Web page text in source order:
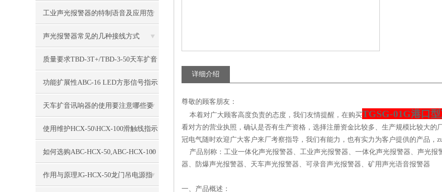
工业声光报警器的特制语音及应用范
围
声光报警器常见的几种接线方式
质量要求TBD-3T+/TBD-3-50天车扩音
讯响器
功能扩展性ABC-16 LED方形信号指示
灯
天车扩音讯响器的使用要注意哪些要
求？
使用维护HCX-50\HCX-100滑触线指示
灯
如何选购ABC-HCX-50,ABC-HCX-100
滑触线电源指示灯
作用与原理JG-HCX-50龙门吊电源指
详细介绍
尊敬的顾客朋友：
本着对广大顾客高度负责的态度，我们友情提醒，在购买TGSG-01G港口
看对方的营业执照，确认是否有生产资格，选择注册资金比较多、生产规模比较大
冠电气随时欢迎广大客户来厂考察指导，我们有能力，也有实力为客户提供的产品，
产品别称：工业一体化声光报警器、工业声光报警器、一体化声光报警器、声光报
器、防爆声光报警器、天车声光报警器、可录音声光报警器、矿用声光语音报警器
一、产品概述：